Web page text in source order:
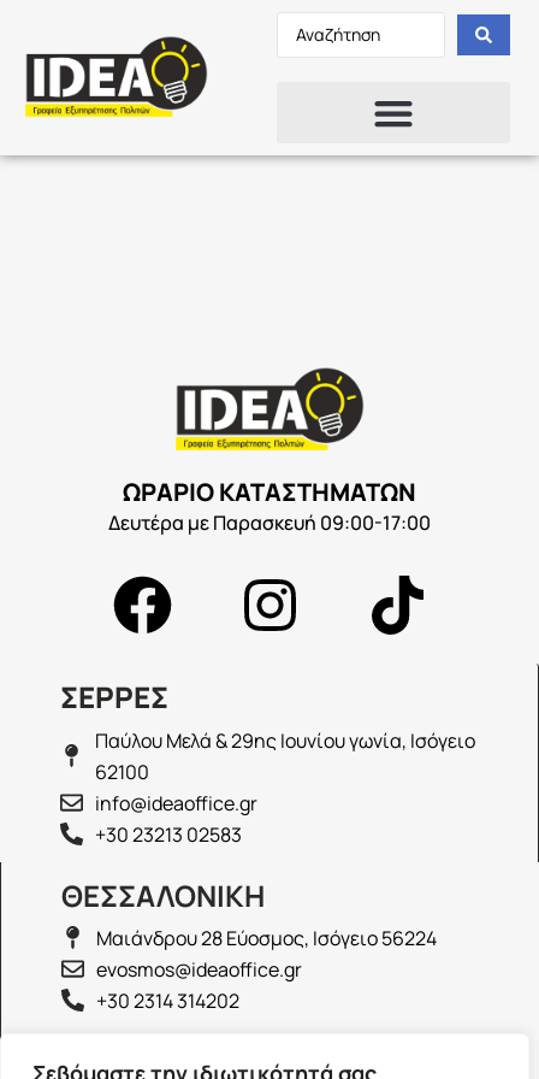
Σεβόμαστε την ιδιωτικότητά σας
ΩΡΑΡΙΟ ΚΑΤΑΣΤΗΜΑΤΩΝ
Δευτέρα με Παρασκευή 09:00-17:00
ΣΕΡΡΕΣ
Παύλου Μελά & 29ης Ιουνίου γωνία, Ισόγειο
62100
info@ideaoffice.gr
+30 23213 02583
ΘΕΣΣΑΛΟΝΙΚΗ
Μαιάνδρου 28 Εύοσμος, Ισόγειο 56224
evosmos@ideaoffice.gr
+30 2314 314202
ΙΩΑΝΝΙΝΑ